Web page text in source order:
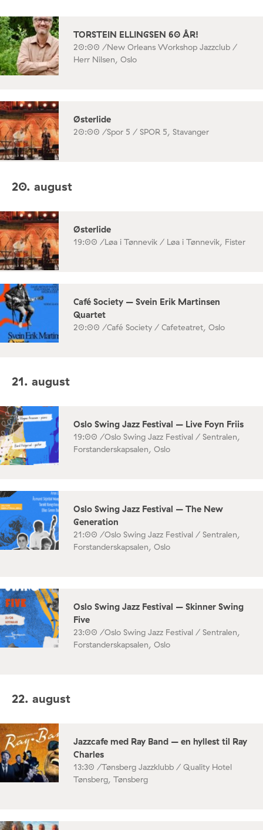
TORSTEIN ELLINGSEN 60 ÅR!
20:00 /New Orleans Workshop Jazzclub /
Herr Nilsen, Oslo
Østerlide
20:00 /Spor 5 / SPOR 5, Stavanger
20. august
Østerlide
19:00 /Løa i Tønnevik / Løa i Tønnevik, Fister
Café Society – Svein Erik Martinsen
Quartet
20:00 /Café Society / Cafeteatret, Oslo
21. august
Oslo Swing Jazz Festival – Live Foyn Friis
19:00 /Oslo Swing Jazz Festival / Sentralen,
Forstanderskapsalen, Oslo
Oslo Swing Jazz Festival – The New
Generation
21:00 /Oslo Swing Jazz Festival / Sentralen,
Forstanderskapsalen, Oslo
Oslo Swing Jazz Festival – Skinner Swing
Five
23:00 /Oslo Swing Jazz Festival / Sentralen,
Forstanderskapsalen, Oslo
22. august
Jazzcafe med Ray Band – en hyllest til Ray
Charles
13:30 /Tønsberg Jazzklubb / Quality Hotel
Tønsberg, Tønsberg